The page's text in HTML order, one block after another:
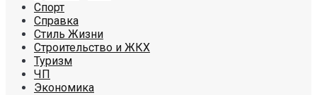
Спорт
Справка
Стиль Жизни
Строительство и ЖКХ
Туризм
ЧП
Экономика